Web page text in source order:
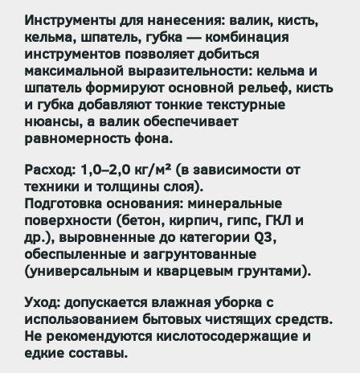
Инструменты для нанесения: валик, кисть,
кельма, шпатель, губка — комбинация
инструментов позволяет добиться
максимальной выразительности: кельма и
шпатель формируют основной рельеф, кисть
и губка добавляют тонкие текстурные
нюансы, а валик обеспечивает
равномерность фона.
Расход: 1,0–2,0 кг/м² (в зависимости от
техники и толщины слоя).
Подготовка основания: минеральные
поверхности (бетон, кирпич, гипс, ГКЛ и
др.), выровненные до категории Q3,
обеспыленные и загрунтованные
(универсальным и кварцевым грунтами).
Уход: допускается влажная уборка с
использованием бытовых чистящих средств.
Не рекомендуются кислотосодержащие и
едкие составы.